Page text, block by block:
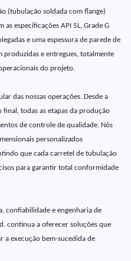
(tubulação soldada com flange)
especificações API 5L, Grade G
e uma espessura de parede de
produzidas e entregues, totalmente
do projeto.
das nossas operações. Desde a
final, todas as etapas da produção
de controle de qualidade. Nós
personalizados
que cada carretel de tubulação
para garantir total conformidade
confiabilidade e engenharia de
continua a oferecer soluções que
a execução bem-sucedida de